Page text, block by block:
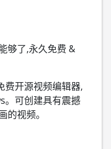
够了,永久免费 &
开源视频编辑器,
可创建具有震撼
的视频。